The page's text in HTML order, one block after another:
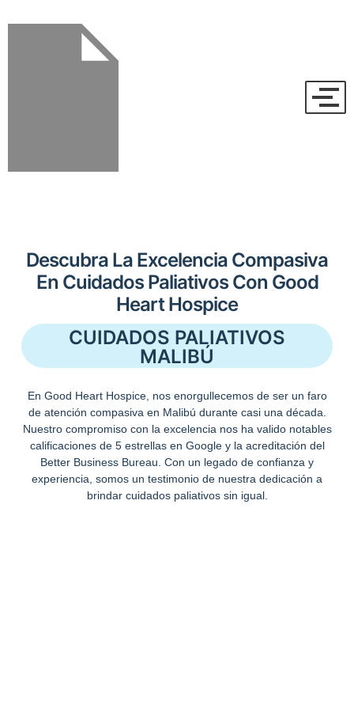
Descubra La Excelencia Compasiva
En Cuidados Paliativos Con Good
Heart Hospice
CUIDADOS PALIATIVOS
MALIBÚ
En Good Heart Hospice, nos enorgullecemos de ser un faro
de atención compasiva en Malibú durante casi una década.
Nuestro compromiso con la excelencia nos ha valido notables
calificaciones de 5 estrellas en Google y la acreditación del
Better Business Bureau. Con un legado de confianza y
experiencia, somos un testimonio de nuestra dedicación a
brindar cuidados paliativos sin igual.